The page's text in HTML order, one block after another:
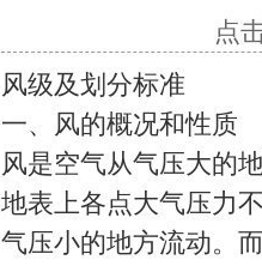
点
风级及划分标准
一、风的概况和性质
风是空气从气压大的
地表上各点大气压力
气压小的地方流动。